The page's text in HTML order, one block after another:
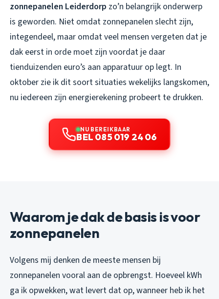
zonnepanelen Leiderdorp zo’n belangrijk onderwerp
is geworden. Niet omdat zonnepanelen slecht zijn,
integendeel, maar omdat veel mensen vergeten dat je
dak eerst in orde moet zijn voordat je daar
tienduizenden euro’s aan apparatuur op legt. In
oktober zie ik dit soort situaties wekelijks langskomen,
nu iedereen zijn energierekening probeert te drukken.
NU BEREIKBAAR
BEL 085 019 24 06
Waarom je dak de basis is voor
zonnepanelen
Volgens mij denken de meeste mensen bij
zonnepanelen vooral aan de opbrengst. Hoeveel kWh
ga ik opwekken, wat levert dat op, wanneer heb ik het